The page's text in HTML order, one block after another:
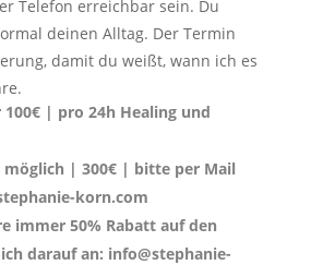
Telefon erreichbar sein. Du
deinen Alltag. Der Termin
damit du weißt, wann ich es
| pro 24h Healing und
möglich | 300€ | bitte per Mail
korn.com
immer 50% Rabatt auf den
darauf an: info@stephanie-